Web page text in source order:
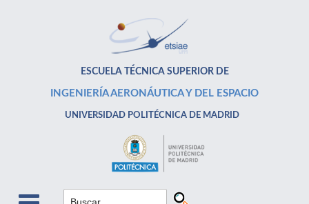
ESCUELA TÉCNICA SUPERIOR DE
INGENIERÍA AERONÁUTICA Y DEL ESPACIO
UNIVERSIDAD POLITÉCNICA DE MADRID